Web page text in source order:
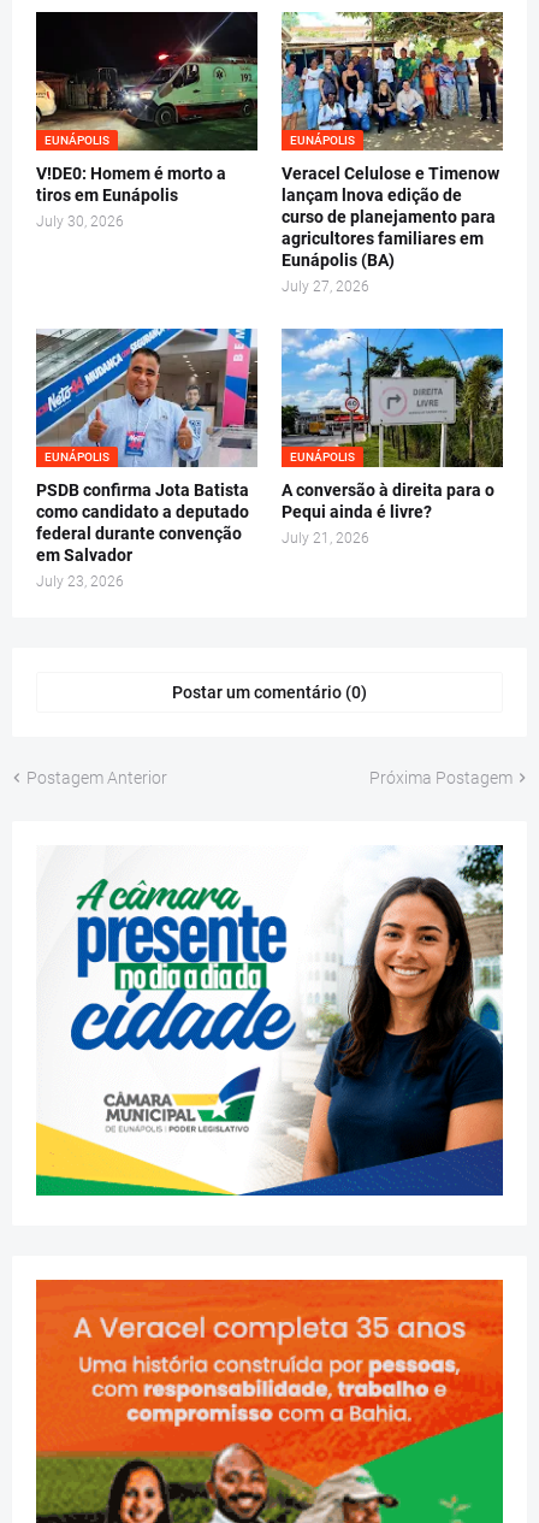
EUNÁPOLIS
V!DE0: Homem é morto a
tiros em Eunápolis
July 30, 2026
EUNÁPOLIS
Veracel Celulose e Timenow
lançam lnova edição de
curso de planejamento para
agricultores familiares em
Eunápolis (BA)
July 27, 2026
EUNÁPOLIS
PSDB confirma Jota Batista
como candidato a deputado
federal durante convenção
em Salvador
July 23, 2026
EUNÁPOLIS
A conversão à direita para o
Pequi ainda é livre?
July 21, 2026
Postar um comentário (0)
Postagem Anterior Próxima Postagem